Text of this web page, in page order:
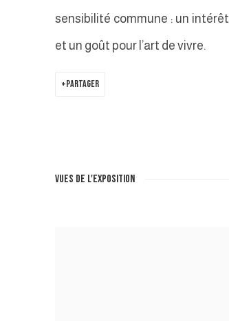
sensibilité commune : un
et un goût pour l’art de vivre.
PARTAGER
VUES DE L'EXPOSITION